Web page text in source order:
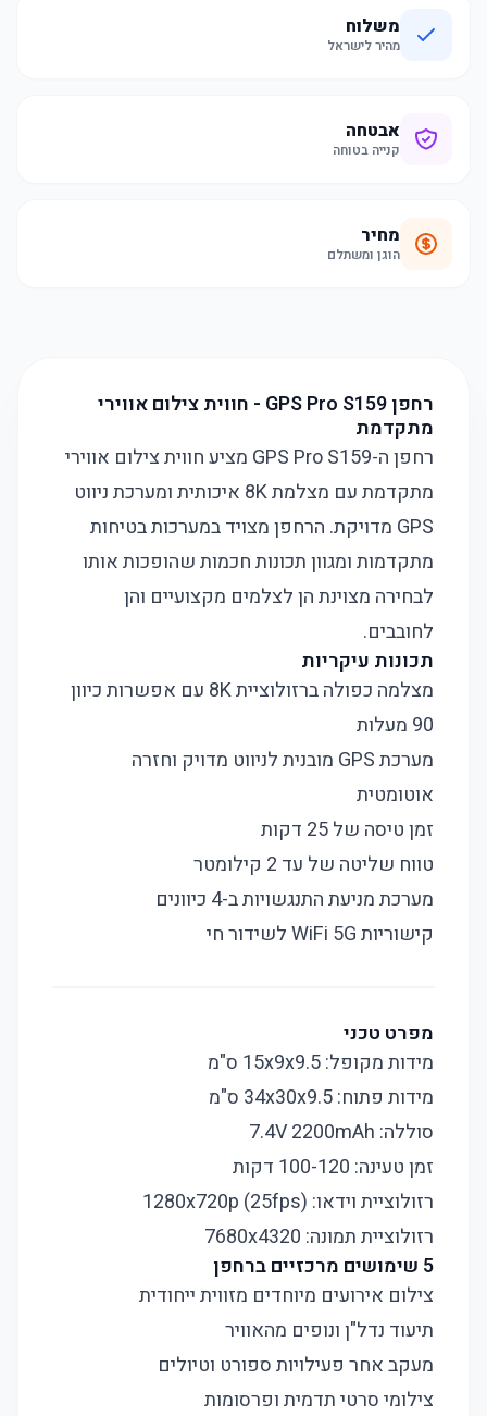
משלוח
מהיר לישראל
אבטחה
קנייה בטוחה
מחיר
הוגן ומשתלם
רחפן GPS Pro S159 - חווית צילום אווירי
מתקדמת
רחפן ה-GPS Pro S159 מציע חווית צילום אווירי
מתקדמת עם מצלמת 8K איכותית ומערכת ניווט
GPS מדויקת. הרחפן מצויד במערכות בטיחות
מתקדמות ומגוון תכונות חכמות שהופכות אותו
לבחירה מצוינת הן לצלמים מקצועיים והן
לחובבים.
תכונות עיקריות
מצלמה כפולה ברזולוציית 8K עם אפשרות כיוון
90 מעלות
מערכת GPS מובנית לניווט מדויק וחזרה
אוטומטית
זמן טיסה של 25 דקות
טווח שליטה של עד 2 קילומטר
מערכת מניעת התנגשויות ב-4 כיוונים
קישוריות WiFi 5G לשידור חי
מפרט טכני
מידות מקופל: 15x9x9.5 ס"מ
מידות פתוח: 34x30x9.5 ס"מ
סוללה: 7.4V 2200mAh
זמן טעינה: 100-120 דקות
רזולוציית וידאו: 1280x720p (25fps)
רזולוציית תמונה: 7680x4320
5 שימושים מרכזיים ברחפן
צילום אירועים מיוחדים מזווית ייחודית
תיעוד נדל"ן ונופים מהאוויר
מעקב אחר פעילויות ספורט וטיולים
צילומי סרטי תדמית ופרסומות